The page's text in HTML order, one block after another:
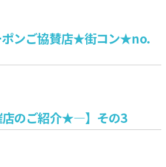
ポンご協賛店★街コン★no.
のご紹介★—】その3